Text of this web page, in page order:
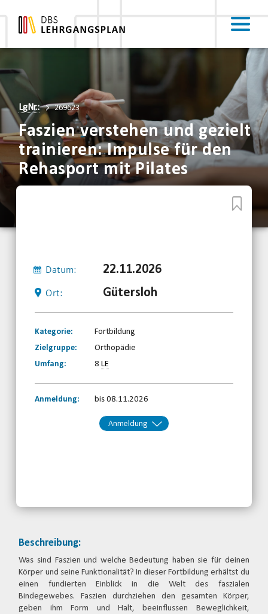
LgNr.: 269623
Faszien verstehen und gezielt
trainieren: Impulse für den
Rehasport mit Pilates
Datum: 22.11.2026
Ort: Gütersloh
Kategorie:
Fortbildung
Zielgruppe:
Orthopädie
Umfang:
8 LE
Anmeldung: bis 08.11.2026
Anmeldung
Beschreibung:
Was sind Faszien und welche Bedeutung haben sie für deinen
Körper und seine Funktionalität? In dieser Fortbildung erhältst du
einen fundierten Einblick in die Welt des faszialen
Bindegewebes. Faszien durchziehen den gesamten Körper,
geben ihm Form und Halt, beeinflussen Beweglichkeit,